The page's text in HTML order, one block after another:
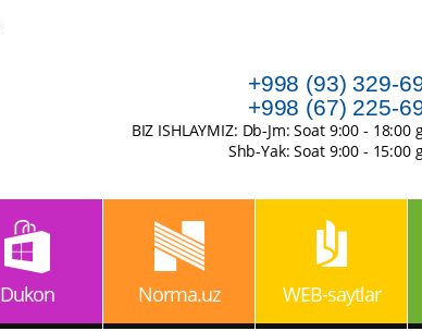
+998 (93) 329-
+998 (67) 225-
BIZ ISHLAYMIZ: Db-Jm: Soat 9:00 - 18:00
Shb-Yak: Soat 9:00 - 15:00
Dukon Norma.uz WEB-saytlar